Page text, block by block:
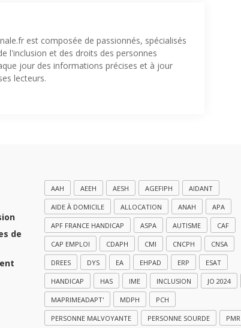
est composée de passionnés, spécialisés
l'inclusion et des droits des personnes
jour des informations précises et à jour
lecteurs.
de
AAH AEEH AESH AGEFIPH AIDANT
AIDE À DOMICILE ALLOCATION ANAH APA
APF FRANCE HANDICAP ASPA AUTISME CAF
CAP EMPLOI CDAPH CMI CNCPH CNSA
DREES DYS EA EHPAD ERP ESAT
HANDICAP HAS IME INCLUSION JO 2024
MAPRIMEADAPT' MDPH PCH
PERSONNE MALVOYANTE PERSONNE SOURDE PMR